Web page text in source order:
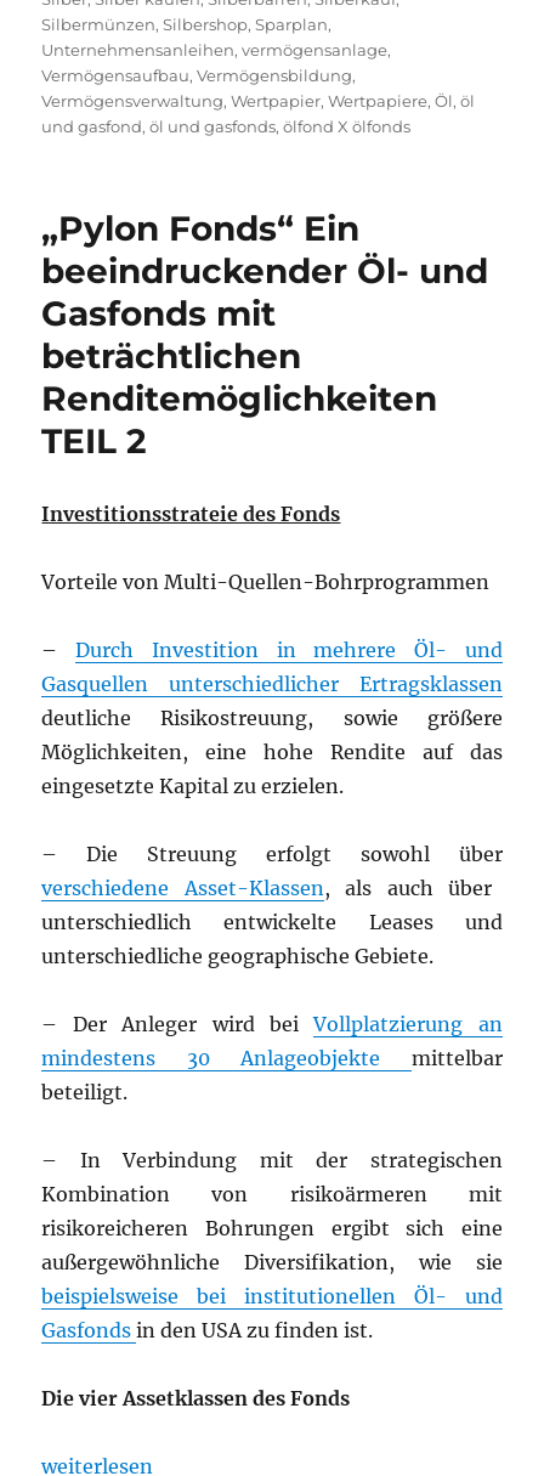
Silbermünzen,Silbershop,Sparplan,
Unternehmensanleihen,vermögensanlage,
Vermögensaufbau,Vermögensbildung,
Vermögensverwaltung,Wertpapier,Wertpapiere,Öl,öl
und gasfond,öl und gasfonds,ölfond X ölfonds
„Pylon Fonds“ Ein
beeindruckender Öl- und
Gasfonds mit
beträchtlichen
Renditemöglichkeiten
TEIL 2
Investitionsstrateie des Fonds
Vorteile von Multi-Quellen-Bohrprogrammen
–Durch Investition in mehrere Öl- und
Gasquellen unterschiedlicher Ertragsklassen
deutliche Risikostreuung, sowie größere
Möglichkeiten, eine hohe Rendite auf das
eingesetzte Kapital zu erzielen.
– Die Streuung erfolgt sowohl über
verschiedene Asset-Klassen, als auch über
unterschiedlich entwickelte Leases und
unterschiedliche geographische Gebiete.
– Der Anleger wird beiVollplatzierung an
mindestens 30 Anlageobjekte mittelbar
beteiligt.
– In Verbindung mit der strategischen
Kombination von risikoärmeren mit
risikoreicheren Bohrungen ergibt sich eine
außergewöhnliche Diversifikation, wie sie
beispielsweise bei institutionellen Öl- und
Gasfondsin den USA zu finden ist.
Die vier Assetklassen des Fonds
„„Pylon Fonds“ Ein beeindruckender Öl- und
weiterlesen